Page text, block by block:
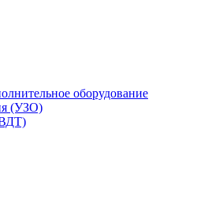
оборудование
(УЗО)